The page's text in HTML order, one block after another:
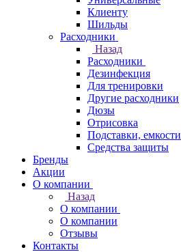
Клиенту
Шильды
Расходники
Назад
Расходники
Дезинфекция
Для тренировки
Другие расходники
Дюзы
Отрисовка
Подставки, емкости
Средства защиты
Бренды
Акции
О компании
Назад
О компании
О компании
Отзывы
Контакты